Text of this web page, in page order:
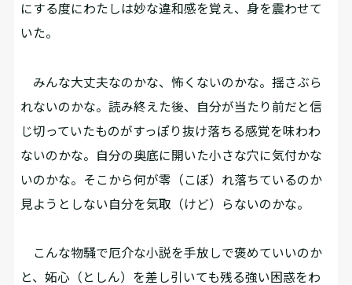
にする度にわたしは妙な違和感を覚え、身を震わせて
いた。
みんな大丈夫なのかな、怖くないのかな。揺さぶら
れないのかな。読み終えた後、自分が当たり前だと信
じ切っていたものがすっぽり抜け落ちる感覚を味わわ
ないのかな。自分の奥底に開いた小さな穴に気付かな
いのかな。そこから何が零（こぼ）れ落ちているのか
見ようとしない自分を気取（けど）らないのかな。
こんな物騒で厄介な小説を手放しで褒めていいのか
と、妬心（としん）を差し引いても残る強い困惑をわ